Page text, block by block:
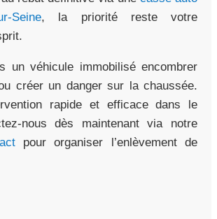
Seine, la priorité reste votre
un véhicule immobilisé encombrer
créer un danger sur la chaussée.
rapide et efficace dans le
nous dès maintenant via notre
pour organiser l’enlèvement de